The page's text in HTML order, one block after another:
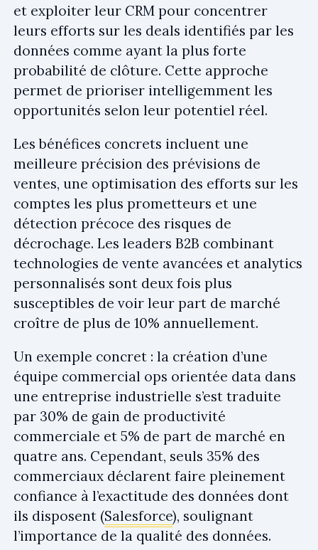
et exploiter leur CRM pour concentrer
leurs efforts sur les deals identifiés par les
données comme ayant la plus forte
probabilité de clôture. Cette approche
permet de prioriser intelligemment les
opportunités selon leur potentiel réel.
Les bénéfices concrets incluent une
meilleure précision des prévisions de
ventes, une optimisation des efforts sur les
comptes les plus prometteurs et une
détection précoce des risques de
décrochage. Les leaders B2B combinant
technologies de vente avancées et analytics
personnalisés sont deux fois plus
susceptibles de voir leur part de marché
croître de plus de 10% annuellement.
Un exemple concret : la création d’une
équipe commercial ops orientée data dans
une entreprise industrielle s’est traduite
par 30% de gain de productivité
commerciale et 5% de part de marché en
quatre ans. Cependant, seuls 35% des
commerciaux déclarent faire pleinement
confiance à l’exactitude des données dont
ils disposent (Salesforce), soulignant
l’importance de la qualité des données.